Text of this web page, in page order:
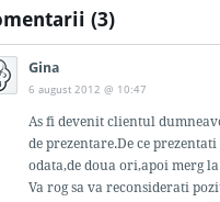
(3)
Gina
6 august 2012 @ 10:47
As fi devenit clientul
de prezentare.De ce
odata,de doua ori,apoi merg
Va rog sa va reconsiderati